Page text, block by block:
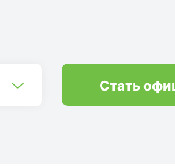
Стать